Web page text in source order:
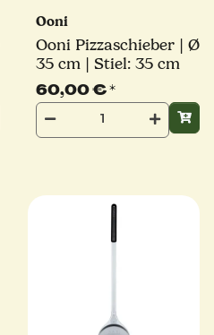
Ooni
Ooni Pizzaschieber | Ø
35 cm | Stiel: 35 cm
60,00 €*